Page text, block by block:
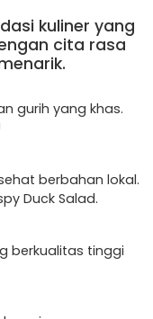
kuliner yang
cita rasa
gurih yang khas.
berbahan lokal.
Duck Salad.
berkualitas tinggi